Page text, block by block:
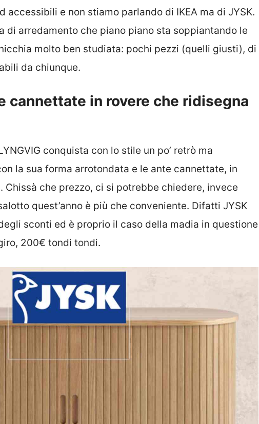
accessibili e non stiamo parlando di IKEA ma di JYSK.
di arredamento che piano piano sta soppiantando le
molto ben studiata: pochi pezzi (quelli giusti), di
da chiunque.
cannettate in rovere che ridisegna
conquista con lo stile un po’ retrò ma
la sua forma arrotondata e le ante cannettate, in
che prezzo, ci si potrebbe chiedere, invece
quest’anno è più che conveniente. Difatti JYSK
sconti ed è proprio il caso della madia in questione
200€ tondi tondi.